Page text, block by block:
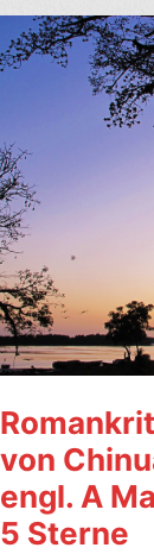
von
engl. A
5 Sterne